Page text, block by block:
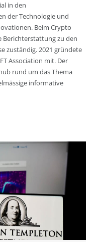
in den
der Technologie und
Beim Crypto
Berichterstattung zu den
zuständig. 2021 gründete
Association mit. Der
rund um das Thema
informative